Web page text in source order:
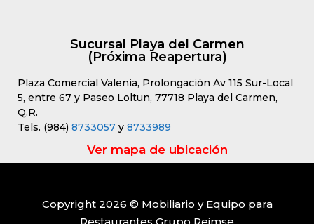
Sucursal Playa del Carmen
(Próxima Reapertura)
Plaza Comercial Valenia, Prolongación Av 115 Sur-Local
5, entre 67 y Paseo Loltun, 77718 Playa del Carmen,
Q.R.
Tels. (984) 8733057 y 8733989
Ver mapa de ubicación
Copyright 2026 © Mobiliario y Equipo para